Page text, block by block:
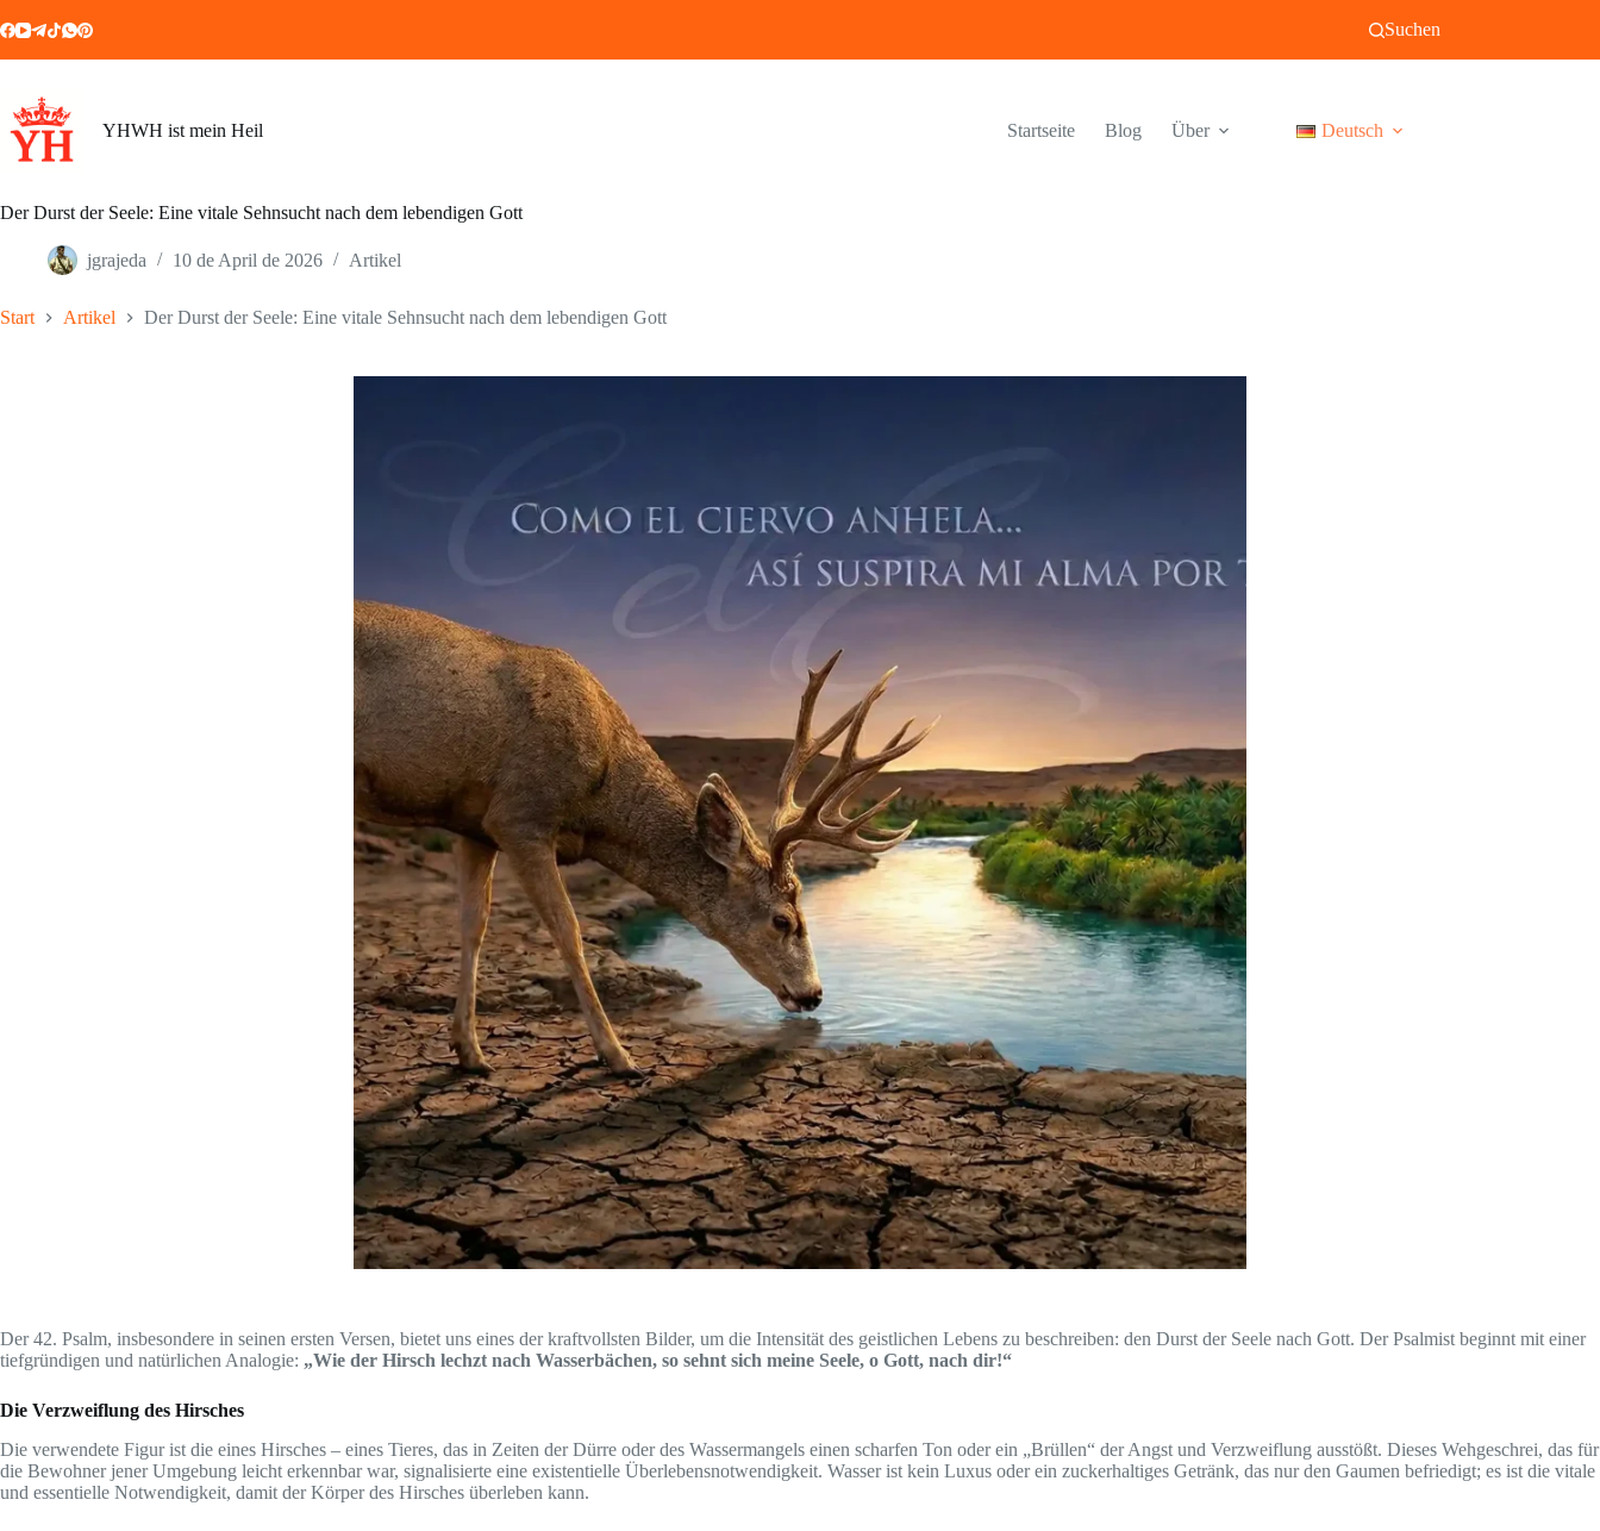
Inhalt
Suchen
YHWH ist mein Heil Startseite Blog Über Deutsch
Der Durst der Seele: Eine vitale Sehnsucht nach dem lebendigen Gott
jgrajeda 10 de April de 2026 Artikel
Start Artikel Der Durst der Seele: Eine vitale Sehnsucht nach dem lebendigen Gott
Der 42. Psalm, insbesondere in seinen ersten Versen, bietet uns eines der kraftvollsten Bilder, um die Intensität des geistlichen Lebens zu beschreiben: den Durst der Seele nach Gott. Der Psalmist beginnt mit einer
tiefgründigen und natürlichen Analogie: „Wie der Hirsch lechzt nach Wasserbächen, so sehnt sich meine Seele, o Gott, nach dir!“
Die Verzweiflung des Hirsches
Die verwendete Figur ist die eines Hirsches – eines Tieres, das in Zeiten der Dürre oder des Wassermangels einen scharfen Ton oder ein „Brüllen“ der Angst und Verzweiflung ausstößt. Dieses Wehgeschrei, das für
die Bewohner jener Umgebung leicht erkennbar war, signalisierte eine existentielle Überlebensnotwendigkeit. Wasser ist kein Luxus oder ein zuckerhaltiges Getränk, das nur den Gaumen befriedigt; es ist die vitale
und essentielle Notwendigkeit, damit der Körper des Hirsches überleben kann.